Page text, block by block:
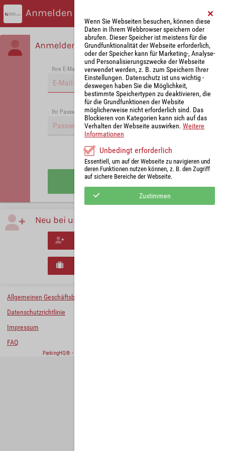
Anmelden
Anmelden
Ihre E-Mail-Adresse *
Passwort vergessen?
Ihr Passwort *
Angemeldet bleiben
Anmelden
Neu bei uns?
Allgemeinen Geschäftsbedingungen
Datenschutzrichtlinie
Impressum
FAQ
ParkingHQ® - eine Lösung von
Wenn Sie Webseiten besuchen, können diese
Daten in Ihrem Webbrowser speichern oder
abrufen. Dieser Speicher ist meistens für die
Grundfunktionalität der Webseite erforderlich,
oder der Speicher kann für Marketing-, Analyse-
und Personalisierungszwecke der Webseite
verwendet werden, z. B. zum Speichern Ihrer
Einstellungen. Datenschutz ist uns wichtig -
deswegen haben Sie die Möglichkeit,
bestimmte Speichertypen zu deaktivieren, die
für die Grundfunktionen der Website
möglicherweise nicht erforderlich sind. Das
Blockieren von Kategorien kann sich auf das
Verhalten der Webseite auswirken. Weitere
Informationen
Unbedingt erforderlich
Essentiell, um auf der Webseite zu navigieren und
deren Funktionen nutzen können, z. B. den Zugriff
auf sichere Bereiche der Webseite.
Zustimmen